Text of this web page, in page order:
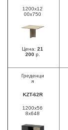
1200х12
00х750
Цена: 21
200р.
Греденци
я
KZT-62R
1200х56
8х648